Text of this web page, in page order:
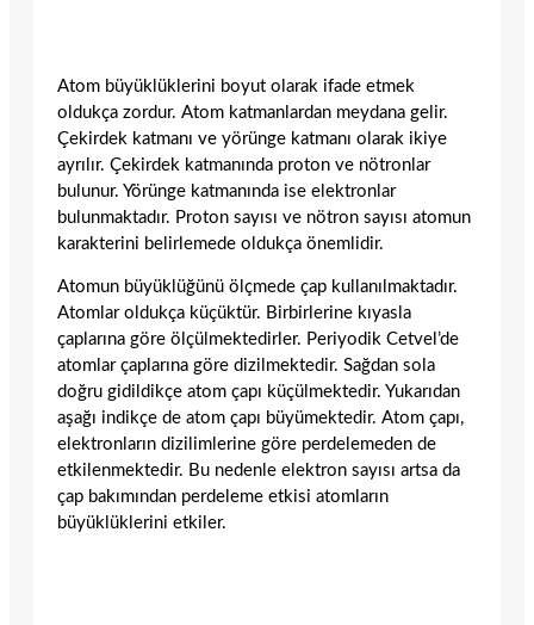
Atom büyüklüklerini boyut olarak ifade etmek
oldukça zordur. Atom katmanlardan meydana gelir.
Çekirdek katmanı ve yörünge katmanı olarak ikiye
ayrılır. Çekirdek katmanında proton ve nötronlar
bulunur. Yörünge katmanında ise elektronlar
bulunmaktadır. Proton sayısı ve nötron sayısı atomun
karakterini belirlemede oldukça önemlidir.
Atomun büyüklüğünü ölçmede çap kullanılmaktadır.
Atomlar oldukça küçüktür. Birbirlerine kıyasla
çaplarına göre ölçülmektedirler. Periyodik Cetvel’de
atomlar çaplarına göre dizilmektedir. Sağdan sola
doğru gidildikçe atom çapı küçülmektedir. Yukarıdan
aşağı indikçe de atom çapı büyümektedir. Atom çapı,
elektronların dizilimlerine göre perdelemeden de
etkilenmektedir. Bu nedenle elektron sayısı artsa da
çap bakımından perdeleme etkisi atomların
büyüklüklerini etkiler.